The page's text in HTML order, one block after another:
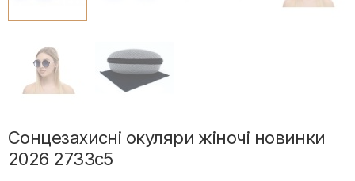
Сонцезахисні окуляри жіночі новинки
2026 2733c5